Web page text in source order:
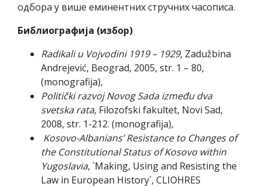
одбора у више еминентних стручних часописа.
Библиографија (избор)
Radikali u Vojvodini 1919 – 1929, Zadužbina
Andrejević, Beograd, 2005, str. 1 – 80,
(monografija),
Politički razvoj Novog Sada između dva
svetska rata, Filozofski fakultet, Novi Sad,
2008, str. 1-212. (monografija),
Kosovo-Albanians’ Resistance to Changes of
the Constitutional Status of Kosovo within
Yugoslavia, `Making, Using and Resisting the
Law in European History`, CLIOHRES